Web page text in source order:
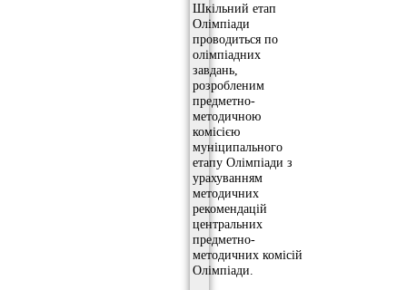
Шкільний етап
Олімпіади
проводиться по
олімпіадних
завдань,
розробленим
предметно-
методичною
комісією
муніципального
етапу Олімпіади з
урахуванням
методичних
рекомендацій
центральних
предметно-
методичних комісій
Олімпіади.